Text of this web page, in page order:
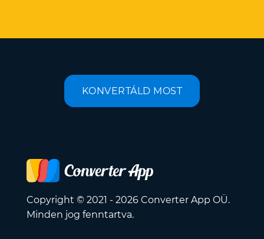
KONVERTÁLD MOST
Copyright © 2021 - 2026 Converter App OÜ.
Minden jog fenntartva.